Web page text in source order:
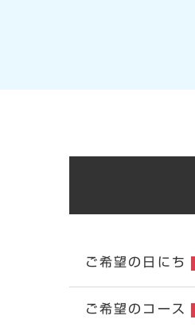
ご希望の日にち
ご希望のコース